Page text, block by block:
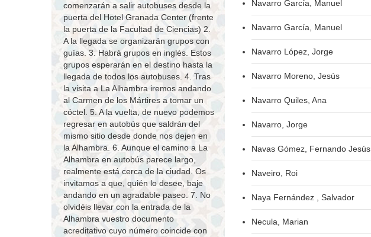
Navarro García, Manuel
Navarro García, Manuel
Navarro López, Jorge
Navarro Moreno, Jesús
Navarro Quiles, Ana
Navarro, Jorge
Navas Gómez, Fernando Jesús
Naveiro, Roi
Naya Fernández , Salvador
Necula, Marian
comenzarán a salir autobuses desde la
puerta del Hotel Granada Center (frente
la puerta de la Facultad de Ciencias) 2.
A la llegada se organizarán grupos con
guías. 3. Habrá grupos en inglés. Estos
grupos esperarán en el destino hasta la
llegada de todos los autobuses. 4. Tras
la visita a La Alhambra iremos andando
al Carmen de los Mártires a tomar un
cóctel. 5. A la vuelta, de nuevo podemos
regresar en autobús que saldrán del
mismo sitio desde donde nos dejen en
la Alhambra. 6. Aunque el camino a La
Alhambra en autobús parece largo,
realmente está cerca de la ciudad. Os
invitamos a que, quién lo desee, baje
andando en un agradable paseo. 7. No
olvidéis llevar con la entrada de la
Alhambra vuestro documento
acreditativo cuyo número coincide con